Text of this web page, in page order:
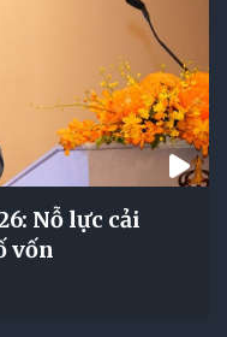
Nỗ lực cải
vốn